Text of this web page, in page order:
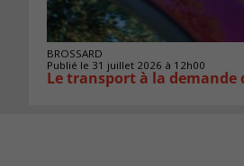
BROSSARD
Publié le 31 juillet 2026 à 12h00
Le transport à la demande